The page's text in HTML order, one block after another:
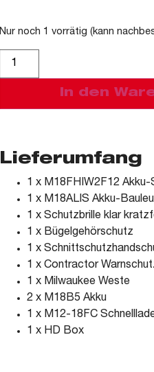
Nur noch 1 vorrätig (kann
In den
Lieferumfang
1 x M18FHIW2F12
1 x M18ALIS Akku-
1 x Schutzbrille klar
1 x Bügelgehörschutz
1 x
1 x Contractor
1 x Milwaukee Weste
2 x M18B5 Akku
1 x M12-18FC
1 x HD Box